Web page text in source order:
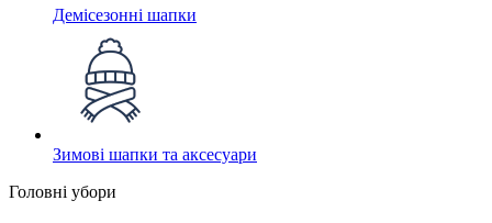
Демісезонні шапки
Зимові шапки та аксесуари
Головні убори